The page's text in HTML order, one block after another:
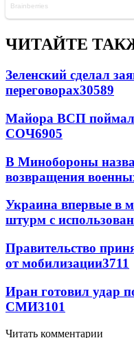
ЧИТАЙТЕ
Зеленский сделал
переговорах30589
Майора ВСП
СОЧ6905
В Минобороны
возвращения
Украина впервые в
штурм с
Правительство
от мобилизации3711
Иран готовил удар
СМИ3101
Читать комментарии